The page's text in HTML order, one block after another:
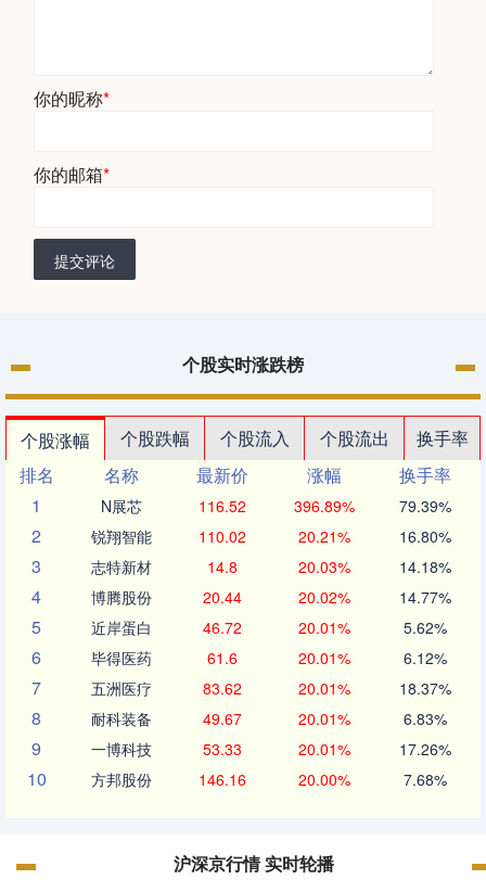
你的昵称*
你的邮箱*
提交评论
个股实时涨跌榜
个股涨幅 个股跌幅 个股流入 个股流出
换手率
排名
名称 最新价 涨幅
换手率
1
N展芯 116.52 396.89% 79.39%
2 锐翔智能 110.02 20.21% 16.80%
3 志特新材 14.8 20.03% 14.18%
4 博腾股份 20.44 20.02% 14.77%
5 近岸蛋白 46.72 20.01% 5.62%
6 毕得医药 61.6 20.01% 6.12%
7 五洲医疗 83.62 20.01% 18.37%
8 耐科装备 49.67 20.01% 6.83%
9 一博科技 53.33 20.01% 17.26%
10 方邦股份 146.16 20.00% 7.68%
沪深京行情 实时轮播